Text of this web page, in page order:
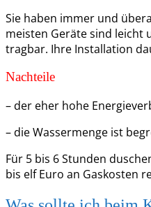
Sie haben immer und
meisten Geräte sind leicht
tragbar. Ihre Installation
Nachteile
– der eher hohe
– die Wassermenge ist
Für 5 bis 6 Stunden
bis elf Euro an Gaskosten